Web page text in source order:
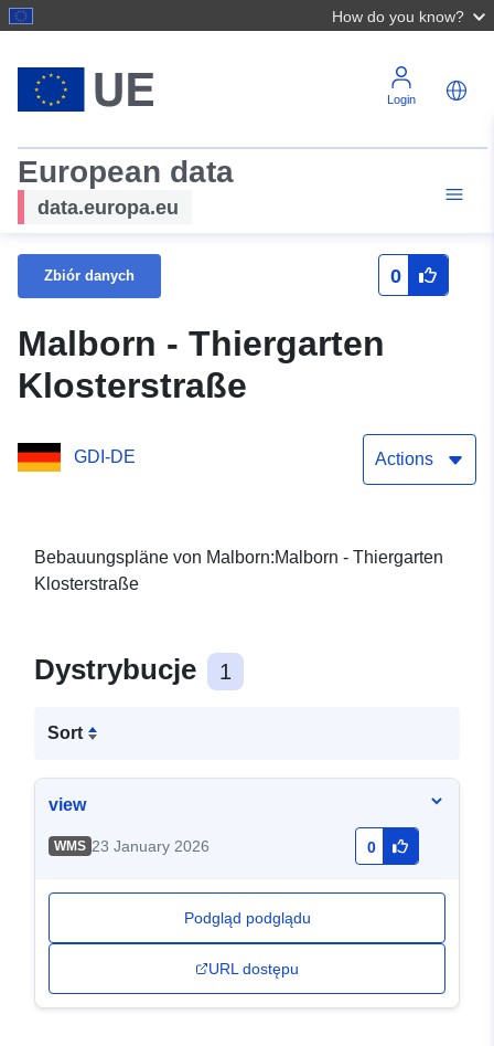
How do you know?
Login
European data
data.europa.eu
Zbiór danych 0
Malborn - Thiergarten
Klosterstraße
GDI-DE Actions
Bebauungspläne von Malborn:Malborn - Thiergarten
Klosterstraße
Dystrybucje 1
Sort
view
WMS 23 January 2026 0
Podgląd podglądu
URL dostępu